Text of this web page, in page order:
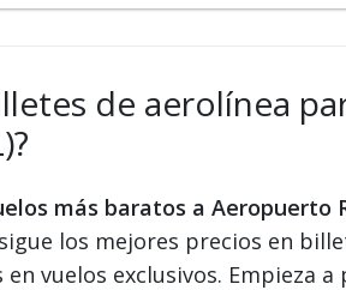
de aerolínea
más baratos a Aeropuerto
los mejores precios en
vuelos exclusivos. Empieza